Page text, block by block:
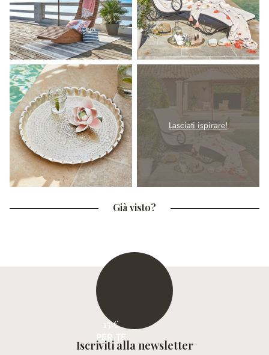
Lasciati ispirare!
Già visto?
15 €
PER TE
Iscriviti alla newsletter